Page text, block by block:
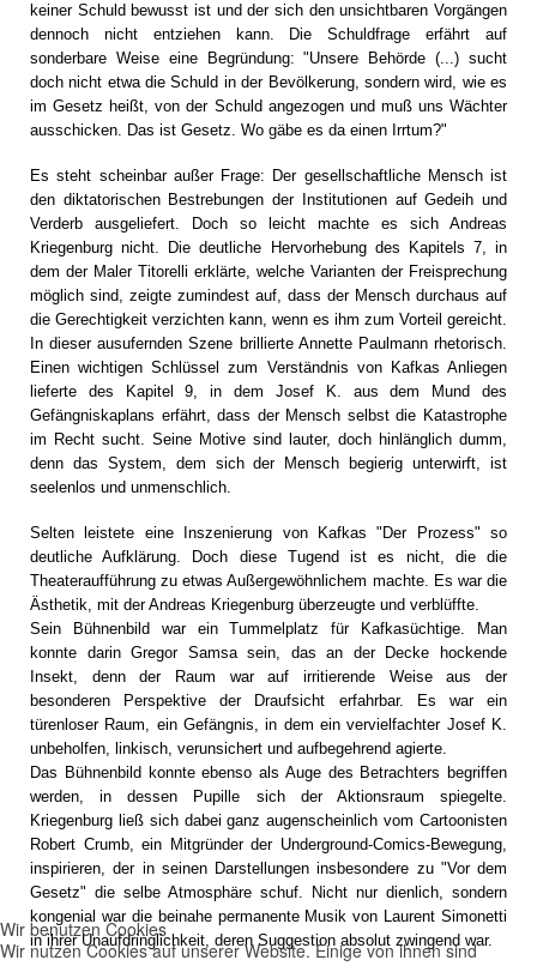
keiner Schuld bewusst ist und der sich den unsichtbaren Vorgängen
dennoch nicht entziehen kann. Die Schuldfrage erfährt auf
sonderbare Weise eine Begründung: "Unsere Behörde (...) sucht
doch nicht etwa die Schuld in der Bevölkerung, sondern wird, wie es
im Gesetz heißt, von der Schuld angezogen und muß uns Wächter
ausschicken. Das ist Gesetz. Wo gäbe es da einen Irrtum?"
Es steht scheinbar außer Frage: Der gesellschaftliche Mensch ist
den diktatorischen Bestrebungen der Institutionen auf Gedeih und
Verderb ausgeliefert. Doch so leicht machte es sich Andreas
Kriegenburg nicht. Die deutliche Hervorhebung des Kapitels 7, in
dem der Maler Titorelli erklärte, welche Varianten der Freisprechung
möglich sind, zeigte zumindest auf, dass der Mensch durchaus auf
die Gerechtigkeit verzichten kann, wenn es ihm zum Vorteil gereicht.
In dieser ausufernden Szene brillierte Annette Paulmann rhetorisch.
Einen wichtigen Schlüssel zum Verständnis von Kafkas Anliegen
lieferte des Kapitel 9, in dem Josef K. aus dem Mund des
Gefängniskaplans erfährt, dass der Mensch selbst die Katastrophe
im Recht sucht. Seine Motive sind lauter, doch hinlänglich dumm,
denn das System, dem sich der Mensch begierig unterwirft, ist
seelenlos und unmenschlich.
Selten leistete eine Inszenierung von Kafkas "Der Prozess" so
deutliche Aufklärung. Doch diese Tugend ist es nicht, die die
Theateraufführung zu etwas Außergewöhnlichem machte. Es war die
Ästhetik, mit der Andreas Kriegenburg überzeugte und verblüffte.
Sein Bühnenbild war ein Tummelplatz für Kafkasüchtige. Man
konnte darin Gregor Samsa sein, das an der Decke hockende
Insekt, denn der Raum war auf irritierende Weise aus der
besonderen Perspektive der Draufsicht erfahrbar. Es war ein
türenloser Raum, ein Gefängnis, in dem ein vervielfachter Josef K.
unbeholfen, linkisch, verunsichert und aufbegehrend agierte.
Das Bühnenbild konnte ebenso als Auge des Betrachters begriffen
werden, in dessen Pupille sich der Aktionsraum spiegelte.
Kriegenburg ließ sich dabei ganz augenscheinlich vom Cartoonisten
Robert Crumb, ein Mitgründer der Underground-Comics-Bewegung,
inspirieren, der in seinen Darstellungen insbesondere zu "Vor dem
Gesetz" die selbe Atmosphäre schuf. Nicht nur dienlich, sondern
kongenial war die beinahe permanente Musik von Laurent Simonetti
in ihrer Unaufdringlichkeit, deren Suggestion absolut zwingend war.
Wir benutzen Cookies
Wir nutzen Cookies auf unserer Website. Einige von ihnen sind